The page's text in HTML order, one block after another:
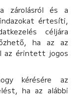
zárolásról és a
értesíti,
céljára
ha az az
az érintett jogos
kérésére az
ha az alábbi